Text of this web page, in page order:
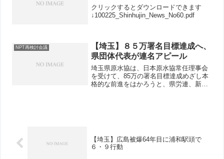
クリックするとダウンロードできます
↓100225_Shinhujin_News_No60.pdf
NPT再検討会議
【埼玉】８５万署名目標達成へ、
県団体代表が連名アピール
埼玉県原水協は、日本原水協常任理事会
を受けて、85万の署名目標達成めざし本
格的な前進をはかろうと、県労連、新婦
【埼玉】広島被爆64年目に浦和駅頭で
６・９行動